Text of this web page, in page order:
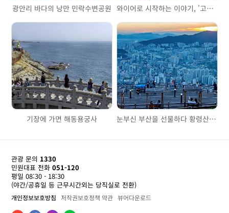
광안리 바다의 낭만 민락수변공원 와이어로 시작하는 이야기, '고려제강기념관'을 걷다
기장에 가면 해동용궁사 눈부신 부산을 선물하다 황령산 전망쉼터
관광 문의 1330
민원대표 전화 051-120
평일 08:30 - 18:30
(야간/공휴일 등 근무시간외는 당직실로 전환)
개인정보보호방침 저작권보호정책 약관 뷰어다운로드